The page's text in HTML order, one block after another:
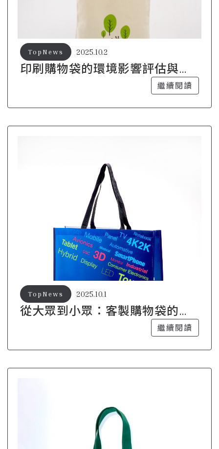
印刷購物袋的環境影響評估與改
2025.10.2
TopNews
繼續閱讀
從大眾到小眾：客製購物袋的市
2025.10.1
TopNews
繼續閱讀